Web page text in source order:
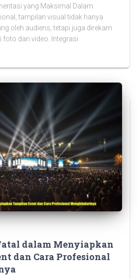
yang Maksimal Dalam
tampilan visual tidak hanya
oleh audiens, tetapi juga direkam
dan video. Integrasi
dalam Menyiapkan
dan Cara Profesional